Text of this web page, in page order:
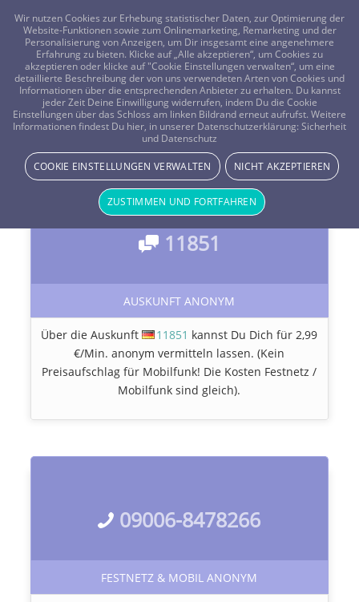
FRAGEN? KOSTENLOS ANRUFEN: 0800-8478266
Anonyme Beratung bei Vistano
Keine Daten angeben? Kein Problem!Anonyme
11851
AUSKUNFT ANONYM
Über die Auskunft 11851 kannst Du Dich für 2,99
€/Min. anonym vermitteln lassen. (Kein
Preisaufschlag für Mobilfunk! Die Kosten Festnetz /
Mobilfunk sind gleich).
09006-8478266
FESTNETZ & MOBIL ANONYM
Wir nutzen Cookies zur Erhebung statistischer Daten, zur Optimierung der
Website-Funktionen sowie zum Onlinemarketing, Remarketing und der
Personalisierung von Anzeigen, um Dir insgesamt eine angenehmere
Erfahrung zu bieten. Klicke auf „Alle akzeptieren“, um Cookies zu
akzeptieren oder klicke auf "Cookie Einstellungen verwalten“, um eine
detaillierte Beschreibung der von uns verwendeten Arten von Cookies und
Informationen über die entsprechenden Anbieter zu erhalten. Du kannst
jeder Zeit Deine Einwilligung widerrufen, indem Du die Cookie
Einstellungen über das Schloss am linken Bildrand erneut aufrufst. Weitere
Informationen findest Du hier, in unserer Datenschutzerklärung: Sicherheit
und Datenschutz
COOKIE EINSTELLUNGEN VERWALTEN NICHT AKZEPTIEREN
ZUSTIMMEN UND FORTFAHREN